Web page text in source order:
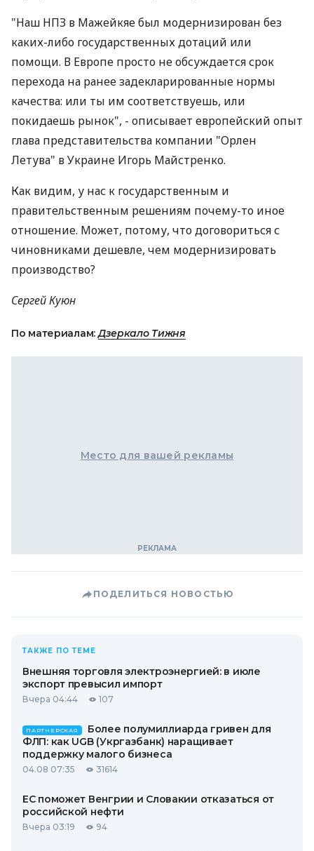
"Наш НПЗ в Мажейкяе был модернизирован без
каких-либо государственных дотаций или
помощи. В Европе просто не обсуждается срок
перехода на ранее задекларированные нормы
качества: или ты им соответствуешь, или
покидаешь рынок", - описывает европейский опыт
глава представительства компании "Орлен
Летува" в Украине Игорь Майстренко.
Как видим, у нас к государственным и
правительственным решениям почему-то иное
отношение. Может, потому, что договориться с
чиновниками дешевле, чем модернизировать
производство?
Сергей Куюн
По материалам:Дзеркало Тижня
Место для вашей рекламы
ПОДЕЛИТЬСЯ НОВОСТЬЮ
ТАКЖЕ ПО ТЕМЕ
Внешняя торговля электроэнергией: в июле
экспорт превысил импорт
Вчера 04:44 107
ПАРТНЕРСКАЯ
Более полумиллиарда гривен для
ФЛП: как UGB (Укргазбанк) наращивает
поддержку малого бизнеса
04.08 07:35 31614
ЕС поможет Венгрии и Словакии отказаться от
российской нефти
Вчера 03:19 94